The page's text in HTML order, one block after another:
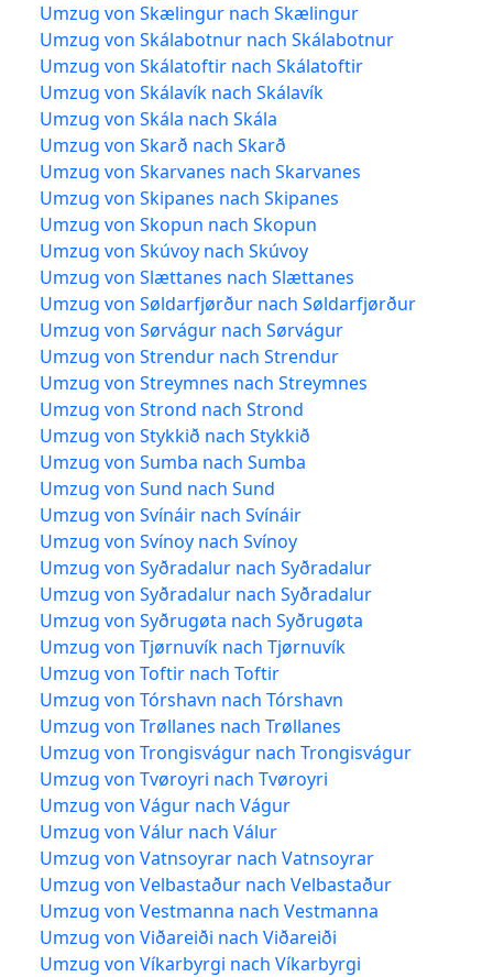
Umzug von Skælingur nach Skælingur
Umzug von Skálabotnur nach Skálabotnur
Umzug von Skálatoftir nach Skálatoftir
Umzug von Skálavík nach Skálavík
Umzug von Skála nach Skála
Umzug von Skarð nach Skarð
Umzug von Skarvanes nach Skarvanes
Umzug von Skipanes nach Skipanes
Umzug von Skopun nach Skopun
Umzug von Skúvoy nach Skúvoy
Umzug von Slættanes nach Slættanes
Umzug von Søldarfjørður nach Søldarfjørður
Umzug von Sørvágur nach Sørvágur
Umzug von Strendur nach Strendur
Umzug von Streymnes nach Streymnes
Umzug von Strond nach Strond
Umzug von Stykkið nach Stykkið
Umzug von Sumba nach Sumba
Umzug von Sund nach Sund
Umzug von Svínáir nach Svínáir
Umzug von Svínoy nach Svínoy
Umzug von Syðradalur nach Syðradalur
Umzug von Syðradalur nach Syðradalur
Umzug von Syðrugøta nach Syðrugøta
Umzug von Tjørnuvík nach Tjørnuvík
Umzug von Toftir nach Toftir
Umzug von Tórshavn nach Tórshavn
Umzug von Trøllanes nach Trøllanes
Umzug von Trongisvágur nach Trongisvágur
Umzug von Tvøroyri nach Tvøroyri
Umzug von Vágur nach Vágur
Umzug von Válur nach Válur
Umzug von Vatnsoyrar nach Vatnsoyrar
Umzug von Velbastaður nach Velbastaður
Umzug von Vestmanna nach Vestmanna
Umzug von Viðareiði nach Viðareiði
Umzug von Víkarbyrgi nach Víkarbyrgi